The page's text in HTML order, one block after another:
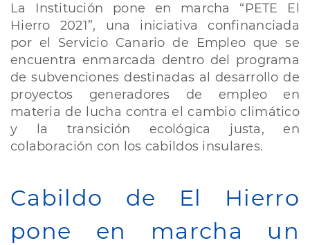
30
desempleados
con
un
proyecto
dirigido
a
la
lucha
contra
el
La Institución pone en marcha “PETE El
Hierro 2021”, una iniciativa confinanciada
por el Servicio Canario de Empleo que se
encuentra enmarcada dentro del programa
de subvenciones destinadas al desarrollo de
proyectos generadores de empleo en
materia de lucha contra el cambio climático
y la transición ecológica justa, en
colaboración con los cabildos insulares.
Cabildo de El Hierro
pone en marcha un